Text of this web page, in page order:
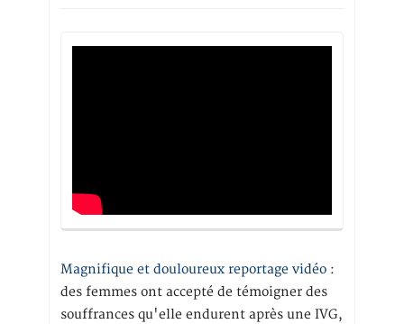
Magnifique et douloureux reportage vidéo :
des femmes ont accepté de témoigner des
souffrances qu'elle endurent après une IVG,